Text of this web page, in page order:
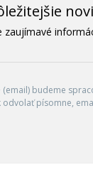
zaujímavé
budeme
odvolať písomne,